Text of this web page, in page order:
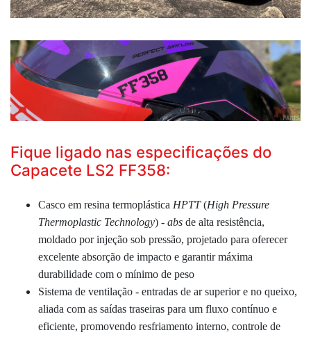
Fique ligado nas especificações do
Capacete LS2 FF358:
Casco em resina termoplástica HPTT(High Pressure
Thermoplastic Technology) - abs de alta resistência,
moldado por injeção sob pressão, projetado para oferecer
excelente absorção de impacto e garantir máxima
durabilidade com o mínimo de peso
Sistema de ventilação - entradas de ar superior e no queixo,
aliada com as saídas traseiras para um fluxo contínuo e
eficiente, promovendo resfriamento interno, controle de